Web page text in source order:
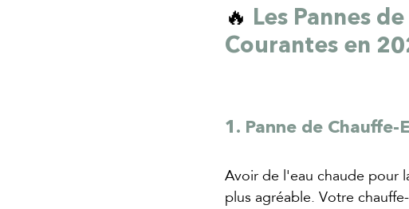
🔥 Les Pannes
Courantes en
1. Panne de Chauffe-
Avoir de l'eau chaude pour
plus agréable. Votre